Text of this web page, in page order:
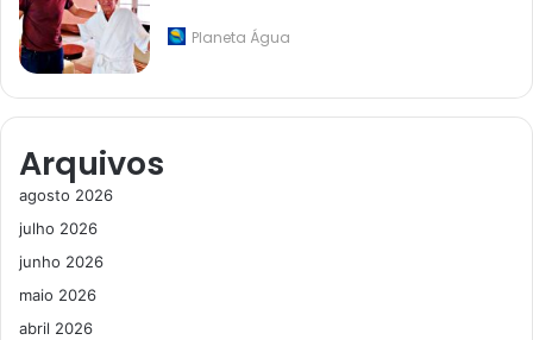
Planeta Água
Arquivos
agosto 2026
julho 2026
junho 2026
maio 2026
abril 2026